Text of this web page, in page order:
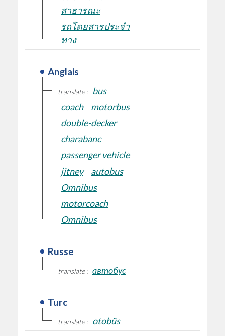
สาธารณะ
รถโดยสารประจำ
ทาง
Anglais
translate : bus
coach
motorbus
double-decker
charabanc
passenger vehicle
jitney
autobus
Omnibus
motorcoach
Omnibus
Russe
translate : автобус
Turc
translate : otobüs